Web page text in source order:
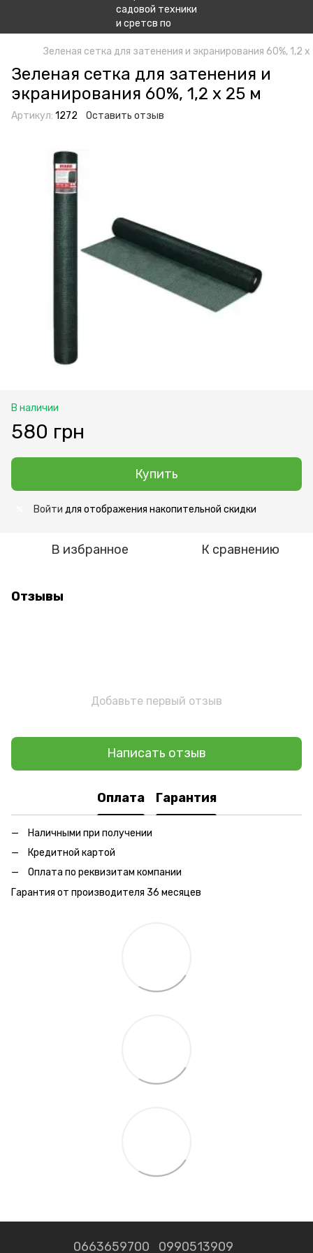
Зеленая сетка для затенения и экранирования 60%, 1,2
Зеленая сетка для затенения и
экранирования 60%, 1,2 x 25 м
Артикул: 1272 Оставить отзыв
В наличии
580 грн
Купить
Войти для отображения накопительной скидки
В избранное К сравнению
Отзывы
Добавьте первый отзыв
Написать отзыв
Оплата Гарантия
Наличными при получении
Кредитной картой
Оплата по реквизитам компании
Гарантия от производителя 36 месяцев
0663659700 0990513909